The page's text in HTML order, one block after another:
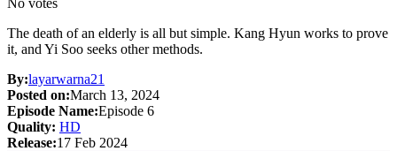
The death of an elderly is all but simple. Kang Hyun works to prove
it, and Yi Soo seeks other methods.
By:layarwarna21
Posted on:March 13, 2024
Episode Name:Episode 6
Quality: HD
Release:17 Feb 2024